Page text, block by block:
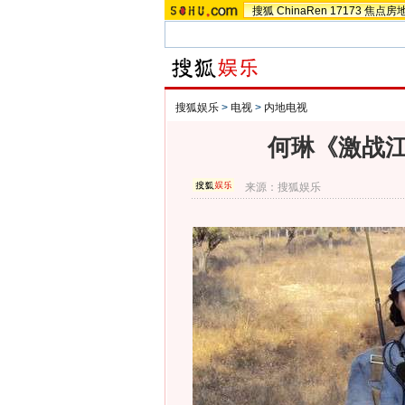
搜狐 ChinaRen 17173 焦点房
搜狐娱乐 > 电视 > 内地电视
何琳《激战
来源：搜狐娱乐